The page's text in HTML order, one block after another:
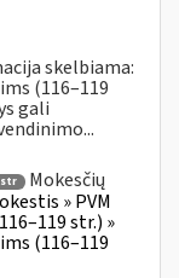
skelbiama:
(116–119
gali
str
Mokesčių
» PVM
str.) »
(116–119